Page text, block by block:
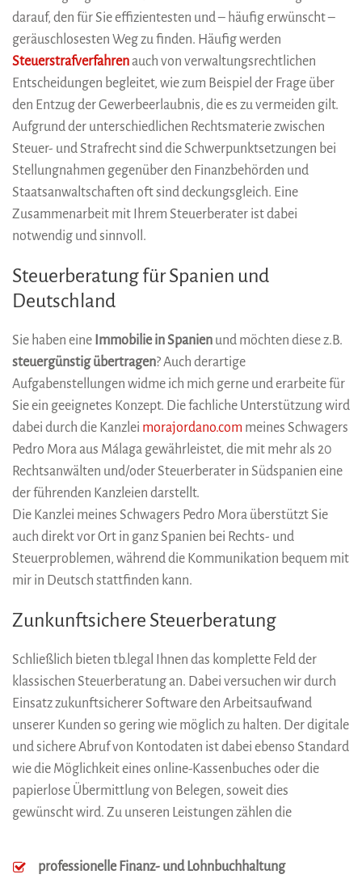
darauf, den für Sie effizientesten und – häufig erwünscht –
geräuschlosesten Weg zu finden. Häufig werden
Steuerstrafverfahrenauch von verwaltungsrechtlichen
Entscheidungen begleitet, wie zum Beispiel der Frage über
den Entzug der Gewerbeerlaubnis, die es zu vermeiden gilt.
Aufgrund der unterschiedlichen Rechtsmaterie zwischen
Steuer- und Strafrecht sind die Schwerpunktsetzungen bei
Stellungnahmen gegenüber den Finanzbehörden und
Staatsanwaltschaften oft sind deckungsgleich. Eine
Zusammenarbeit mit Ihrem Steuerberater ist dabei
notwendig und sinnvoll.
Steuerberatung für Spanien und
Deutschland
Sie haben eine Immobilie in Spanien und möchten diese z.B.
steuergünstig übertragen? Auch derartige
Aufgabenstellungen widme ich mich gerne und erarbeite für
Sie ein geeignetes Konzept. Die fachliche Unterstützung wird
dabei durch die Kanzlei morajordano.com meines Schwagers
Pedro Mora aus Málaga gewährleistet, die mit mehr als 20
Rechtsanwälten und/oder Steuerberater in Südspanien eine
der führenden Kanzleien darstellt.
Die Kanzlei meines Schwagers Pedro Mora überstützt Sie
auch direkt vor Ort in ganz Spanien bei Rechts- und
Steuerproblemen, während die Kommunikation bequem mit
mir in Deutsch stattfinden kann.
Zunkunftsichere Steuerberatung
Schließlich bieten tb.legal Ihnen das komplette Feld der
klassischen Steuerberatung an. Dabei versuchen wir durch
Einsatz zukunftsicherer Software den Arbeitsaufwand
unserer Kunden so gering wie möglich zu halten. Der digitale
und sichere Abruf von Kontodaten ist dabei ebenso Standard
wie die Möglichkeit eines online-Kassenbuches oder die
papierlose Übermittlung von Belegen, soweit dies
gewünscht wird. Zu unseren Leistungen zählen die
professionelle Finanz- und Lohnbuchhaltung